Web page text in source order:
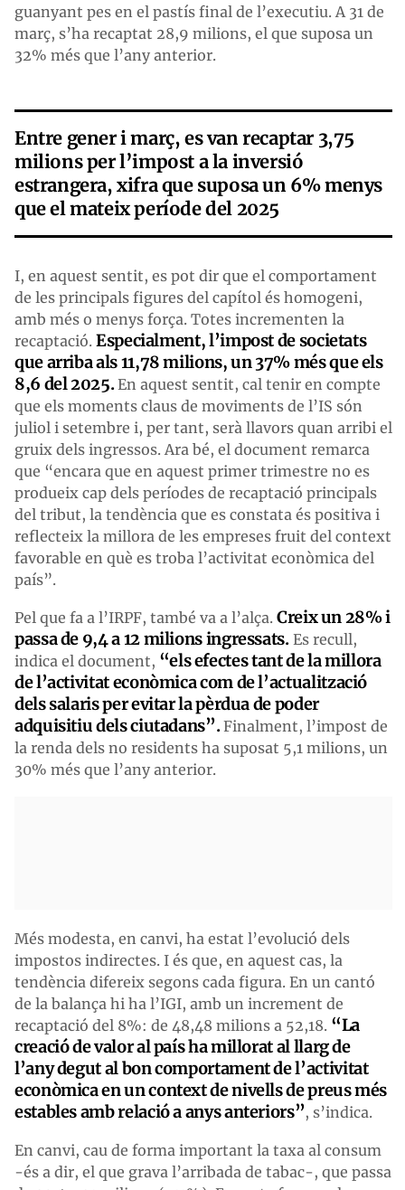
guanyant pes en el pastís final de l’executiu. A 31 de
març, s’ha recaptat 28,9 milions, el que suposa un
32% més que l’any anterior.
Entre gener i març, es van recaptar 3,75
milions per l’impost a la inversió
estrangera, xifra que suposa un 6% menys
que el mateix període del 2025
I, en aquest sentit, es pot dir que el comportament
de les principals figures del capítol és homogeni,
amb més o menys força. Totes incrementen la
recaptació. Especialment, l’impost de societats
que arriba als 11,78 milions, un 37% més que els
8,6 del 2025.En aquest sentit, cal tenir en compte
que els moments claus de moviments de l’IS són
juliol i setembre i, per tant, serà llavors quan arribi el
gruix dels ingressos. Ara bé, el document remarca
que “encara que en aquest primer trimestre no es
produeix cap dels períodes de recaptació principals
del tribut, la tendència que es constata és positiva i
reflecteix la millora de les empreses fruit del context
favorable en què es troba l’activitat econòmica del
país”.
Pel que fa a l’IRPF, també va a l’alça. Creix un 28% i
passa de 9,4 a 12 milions ingressats.Es recull,
indica el document, “els efectes tant de la millora
de l’activitat econòmica com de l’actualització
dels salaris per evitar la pèrdua de poder
adquisitiu dels ciutadans”.Finalment, l’impost de
la renda dels no residents ha suposat 5,1 milions, un
30% més que l’any anterior.
Més modesta, en canvi, ha estat l’evolució dels
impostos indirectes. I és que, en aquest cas, la
tendència difereix segons cada figura. En un cantó
de la balança hi ha l’IGI, amb un increment de
recaptació del 8%: de 48,48 milions a 52,18. “La
creació de valor al país ha millorat al llarg de
l’any degut al bon comportament de l’activitat
econòmica en un context de nivells de preus més
estables amb relació a anys anteriors”, s’indica.
En canvi, cau de forma important la taxa al consum
-és a dir, el que grava l’arribada de tabac-, que passa